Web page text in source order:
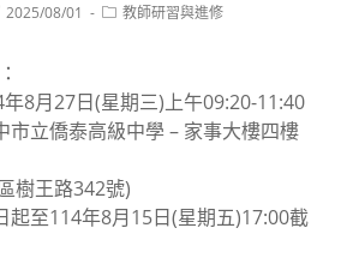
2025/08/01
Post教師研習與進修
8月27日(星期三)上午09:20-11:40
市立僑泰高級中學 – 家事大樓四樓
樹王路342號)
起至114年8月15日(星期五)17:00截